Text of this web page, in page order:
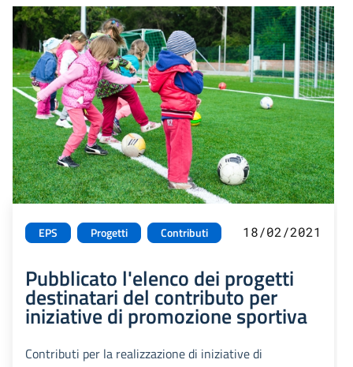
EPS Progetti Contributi 18/02/2021
Pubblicato l'elenco dei progetti
destinatari del contributo per
iniziative di promozione sportiva
Contributi per la realizzazione di iniziative di